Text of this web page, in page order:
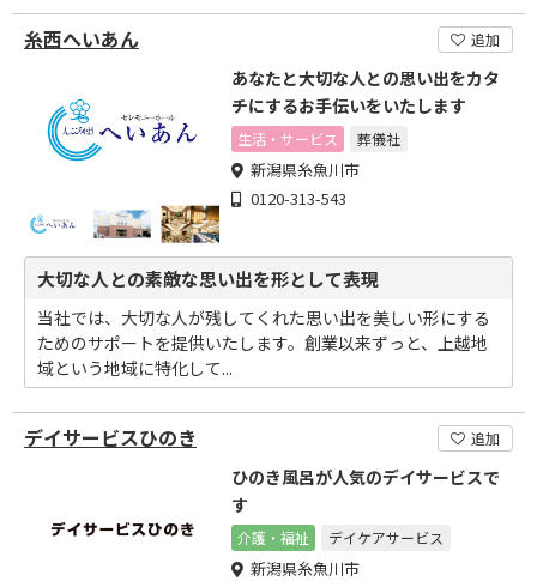
糸西へいあん 追加
あなたと大切な人との思い出をカタ
チにするお手伝いをいたします
生活・サービス 葬儀社
新潟県糸魚川市
0120-313-543
大切な人との素敵な思い出を形として表現
当社では、大切な人が残してくれた思い出を美しい形にする
ためのサポートを提供いたします。創業以来ずっと、上越地
域という地域に特化して...
デイサービスひのき 追加
ひのき風呂が人気のデイサービスで
す
介護・福祉 デイケアサービス
新潟県糸魚川市